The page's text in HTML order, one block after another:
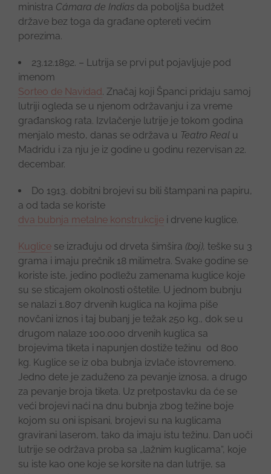
ministra Cámara de Indias da poboljša budžet
države bez toga da građane optereti većim
porezima.
23.12.1892. – Lutrija se prvi put pojavljuje pod
imenom
Sorteo de Navidad. Značaj koji Španci pridaju samoj
lutriji ogleda se u njenom održavanju i za vreme
građanskog rata. Izvlačenje lutrije je tokom godina
menjalo mesto, danas se održava u Teatro Real u
Madridu i za nju je iz godine u godinu rezervisan 22.
decembar.
Do 1913. dobitni brojevi su bili štampani na papiru,
a od tada se koriste
dva bubnja metalne konstrukcije i drvene kuglice.
Kuglice se izrađuju od drveta šimšira (boj), teške su 3
grama i imaju prečnik 18 milimetra. Svake godine se
koriste iste, jedino podležu zamenama kuglice koje
su se sticajem okolnosti oštetile. U jednom bubnju
se nalazi 1.807 drvenih kuglica na kojima piše
novčani iznos i taj bubanj je težak 250 kg., dok se u
drugom nalaze 100.000 drvenih kuglica sa
brojevima tiketa i napunjen dostiže težinu od 800
kg. Kuglice se iz oba bubnja izvlače istovremeno.
Jedno dete je zaduženo za pevanje iznosa, a drugo
za pevanje broja tiketa. Uz pretpostavku da će se
veći brojevi naći na dnu bubnja zbog težine boje
kojom su oni ispisani, brojevi su na kuglicama
gravirani laserom, tako da imaju istu težinu. Dan uoči
lutrije se održava proba sa „lažnim kuglicama“, koje
su iste kao one koje se korsite na dan lutrije, sa